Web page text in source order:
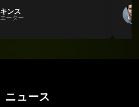
ンス
ーター
ニュース